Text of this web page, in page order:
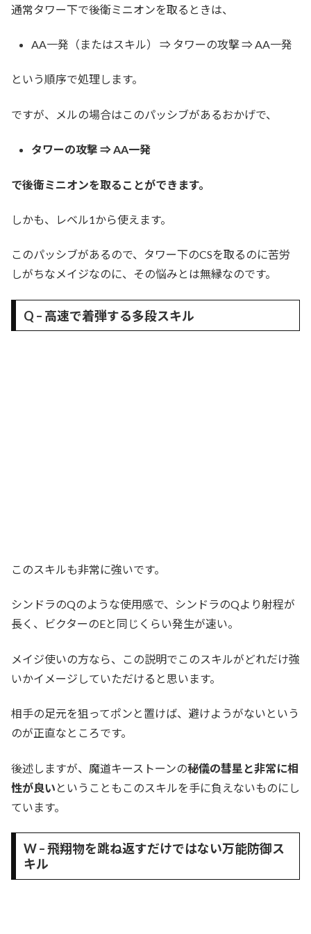
通常タワー下で後衛ミニオンを取るときは、
AA一発（またはスキル） ⇒ タワーの攻撃 ⇒ AA一発
という順序で処理します。
ですが、メルの場合はこのパッシブがあるおかげで、
タワーの攻撃 ⇒ AA一発
で後衛ミニオンを取ることができます。
しかも、レベル1から使えます。
このパッシブがあるので、タワー下のCSを取るのに苦労
しがちなメイジなのに、その悩みとは無縁なのです。
Q – 高速で着弾する多段スキル
このスキルも非常に強いです。
シンドラのQのような使用感で、シンドラのQより射程が
長く、ビクターのEと同じくらい発生が速い。
メイジ使いの方なら、この説明でこのスキルがどれだけ強
いかイメージしていただけると思います。
相手の足元を狙ってポンと置けば、避けようがないという
のが正直なところです。
後述しますが、魔道キーストーンの秘儀の彗星と非常に相
性が良い ということもこのスキルを手に負えないものにし
ています。
W – 飛翔物を跳ね返すだけではない万能防御ス
キル